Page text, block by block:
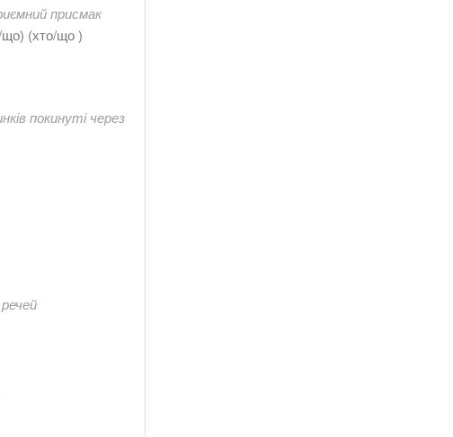
присмак
що) (хто/що )
покинуті через